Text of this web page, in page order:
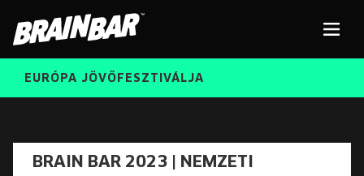
BarEURÓPA JÖVŐFESZTIVÁLJA
BRAIN BAR 2023 | NEMZETI